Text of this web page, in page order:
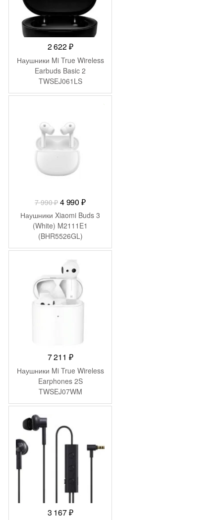
2 622₽
Наушники Mi True Wireless
Earbuds Basic 2
TWSEJ061LS
(BHR4272GL)
7 990₽ Первоначальная
цена
составляла
7
990 ₽.
4 990 ₽Текущая
цена:
4
Наушники Xiaomi Buds 3
(White) M2111E1
(BHR5526GL)
7 211 ₽
Наушники Mi True Wireless
Earphones 2S
TWSEJ07WM
(BHR4208GL)
3 167₽